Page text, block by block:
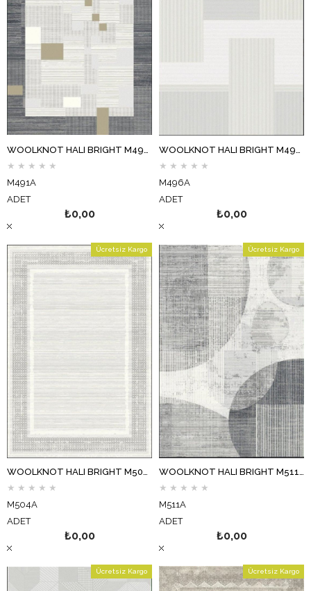
★ ★ ★ ★ ★
M491A
ADET
₺0,00
★ ★ ★ ★ ★
M496A
ADET
₺0,00
WOOLKNOT HALI BRIGHT M504A KREM GRİ
★ ★ ★ ★ ★
M504A
ADET
₺0,00
Ücretsiz Kargo
WOOLKNOT HALI BRIGHT M511A KREM ANTRASİT
★ ★ ★ ★ ★
M511A
ADET
₺0,00
Ücretsiz Kargo
Ücretsiz Kargo Ücretsiz Kargo